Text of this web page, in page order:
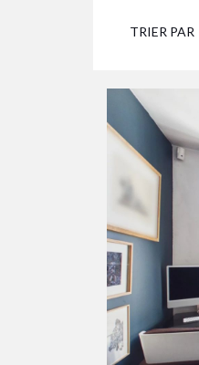
TRIER PAR